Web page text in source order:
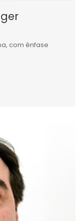
com ênfase